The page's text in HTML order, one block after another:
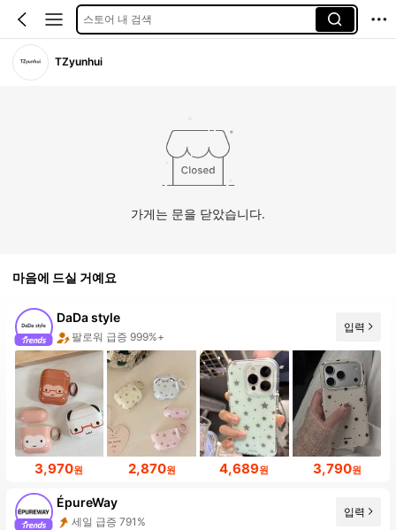
스토어 내 검색
TZyunhui
가게는 문을 닫았습니다.
마음에 드실 거예요
DaDa style
팔로워 급증 999%+
입력
3,970원 2,870원 4,689원 3,790원
ÉpureWay
세일 급증 791%
입력